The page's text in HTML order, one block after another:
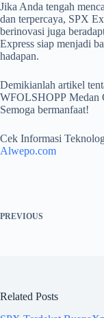
Jika Anda tengah
dan terpercaya, SPX
berinovasi juga
Express siap menjadi
hadapan.
Demikianlah artikel
WFOLSHOPP Medan
Semoga bermanfaat!
Cek Informasi
Alwepo.com
PREVIOUS
Related Posts